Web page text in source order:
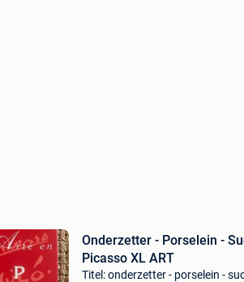
Onderzetter - Porselein -
Picasso XL ART
Titel: onderzetter - porselein -